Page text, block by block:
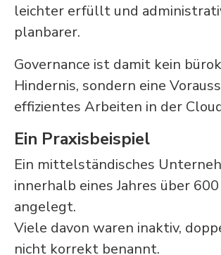
leichter erfüllt und
planbarer.
Governance ist damit kein
Hindernis, sondern eine
effizientes Arbeiten in der
Ein Praxisbeispiel
Ein mittelständisches
innerhalb eines Jahres über
angelegt.
Viele davon waren inaktiv,
nicht korrekt benannt.